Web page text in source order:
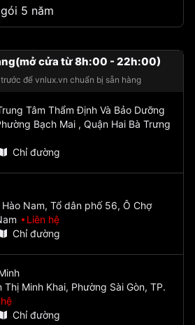
5 năm
cửa từ 8h:00 - 22h:00)
để vnlux.vn chuẩn bị sẵn hàng
Tâm Thẩm Định Và Bảo Dưỡng
Bạch Mai , Quận Hai Bà Trưng
Chỉ đường
Nam, Tổ dân phố 56, Ô Chợ
Liên hệ
Chỉ đường
Minh Khai, Phường Sài Gòn, TP.
Chỉ đường